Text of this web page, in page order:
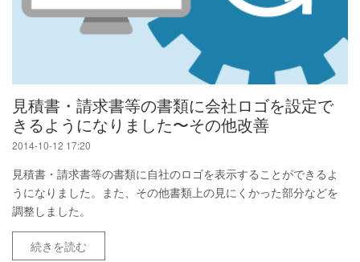
見積書・請求書等の書類に会社ロゴを設定で
きるようになりました〜その他改善
2014-10-12 17:20
見積書・請求書等の書類に自社のロゴを表示することができるよ
うになりました。また、その他書類上の見にくかった部分などを
調整しました。
続きを読む